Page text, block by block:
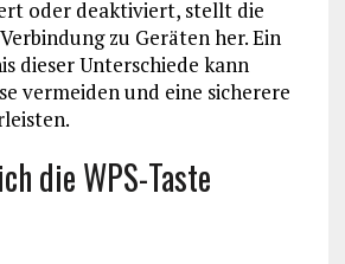
oder deaktiviert, stellt die
zu Geräten her. Ein
dieser Unterschiede kann
vermeiden und eine sicherere
die WPS-Taste